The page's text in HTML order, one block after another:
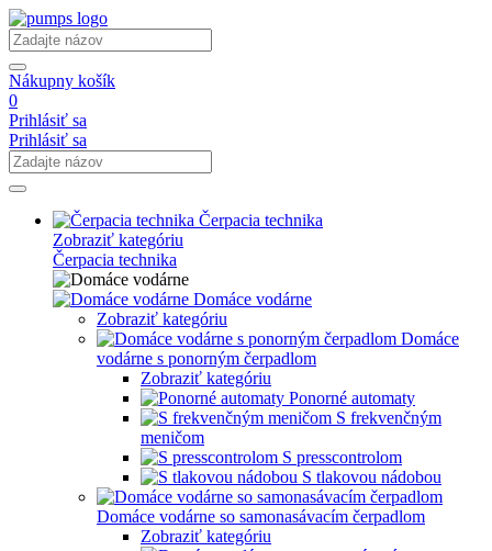
Nákupny košík
0
Prihlásiť sa
Prihlásiť sa
Čerpacia technika
Zobraziť kategóriu
Čerpacia technika
Domáce vodárne
Zobraziť kategóriu
Domáce
vodárne s ponorným čerpadlom
Zobraziť kategóriu
Ponorné automaty
S frekvenčným
meničom
S presscontrolom
S tlakovou nádobou
Domáce vodárne so samonasávacím čerpadlom
Zobraziť kategóriu